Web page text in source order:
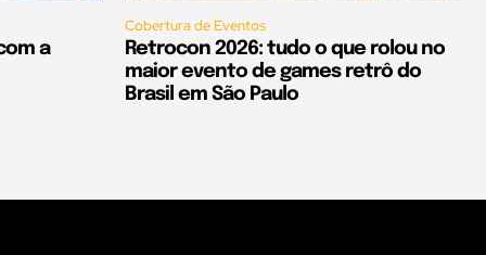
a
Cobertura de Eventos
Retrocon 2026: tudo o que rolou no
maior evento de games retrô do
Brasil em São Paulo